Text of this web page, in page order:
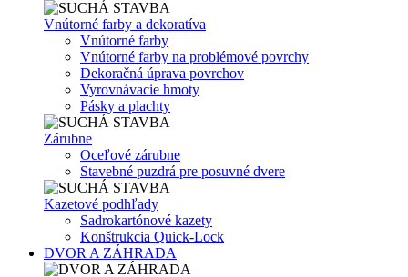
Vnútorné farby a dekoratíva
Vnútorné farby
Vnútorné farby na problémové povrchy
Dekoračná úprava povrchov
Vyrovnávacie hmoty
Pásky a plachty
Zárubne
Oceľové zárubne
Stavebné puzdrá pre posuvné dvere
Kazetové podhľady
Sadrokartónové kazety
Konštrukcia Quick-Lock
DVOR A ZÁHRADA